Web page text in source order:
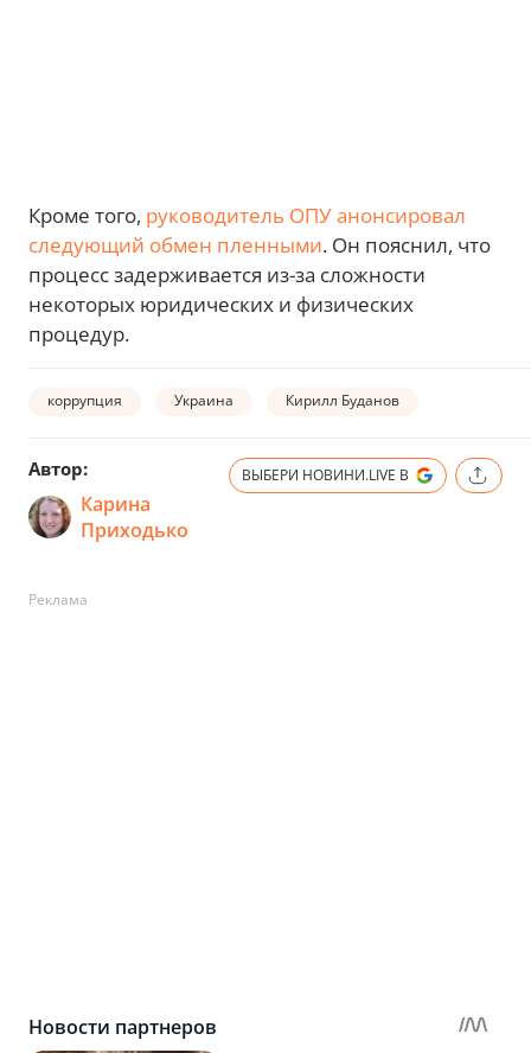
Кроме того, руководитель ОПУ анонсировал
следующий обмен пленными. Он пояснил, что
процесс задерживается из-за сложности
некоторых юридических и физических
процедур.
коррупция Украина Кирилл Буданов
Автор:
Карина
Приходько
ВЫБЕРИ НОВИНИ.LIVE В
Реклама